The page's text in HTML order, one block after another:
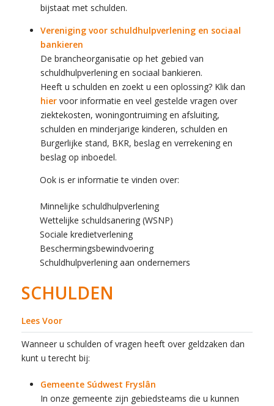
bijstaat met schulden.
Vereniging voor schuldhulpverlening en sociaal
bankieren
De brancheorganisatie op het gebied van
schuldhulpverlening en sociaal bankieren.
Heeft u schulden en zoekt u een oplossing? Klik dan
hiervoor informatie en veel gestelde vragen over
ziektekosten, woningontruiming en afsluiting,
schulden en minderjarige kinderen, schulden en
Burgerlijke stand, BKR, beslag en verrekening en
beslag op inboedel.
Ook is er informatie te vinden over:
Minnelijke schuldhulpverlening
Wettelijke schuldsanering (WSNP)
Sociale kredietverlening
Beschermingsbewindvoering
Schuldhulpverlening aan ondernemers
SCHULDEN
Lees Voor
Wanneer u schulden of vragen heeft over geldzaken dan
kunt u terecht bij:
Gemeente Súdwest Fryslân
In onze gemeente zijn gebiedsteams die u kunnen